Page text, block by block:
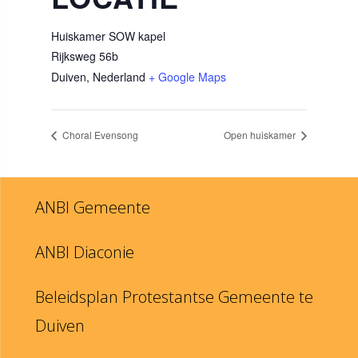
Huiskamer SOW kapel
Rijksweg 56b
Duiven, Nederland + Google Maps
Choral Evensong Open huiskamer
ANBI Gemeente
ANBI Diaconie
Beleidsplan Protestantse Gemeente te
Duiven